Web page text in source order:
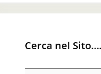
Cerca nel